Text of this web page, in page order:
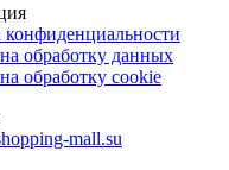
обработку данных
обработку cookie
mall.su